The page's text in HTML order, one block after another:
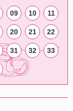
09 10 11
20 21 22
31 32 33